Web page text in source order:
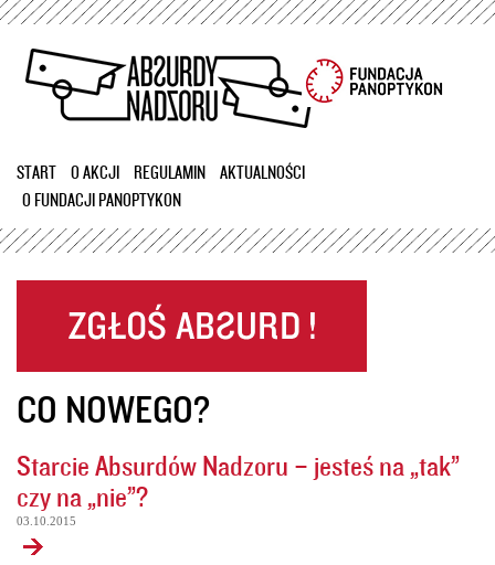
Przejdź
treści
START O AKCJI REGULAMIN
AKTUALNOŚCI
O FUNDACJI PANOPTYKON
CO NOWEGO?
Starcie Absurdów Nadzoru – jesteś na „tak”
czy na „nie”?
03.10.2015